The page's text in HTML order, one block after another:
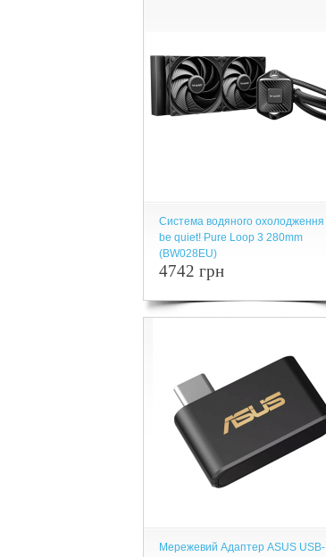
Система водяного охолодження
be quiet! Pure Loop 3 280mm
(BW028EU)
4742 грн
Мережевий Адаптер ASUS USB-